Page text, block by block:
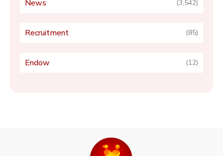
News (3,542)
Recruitment (85)
Endow (12)